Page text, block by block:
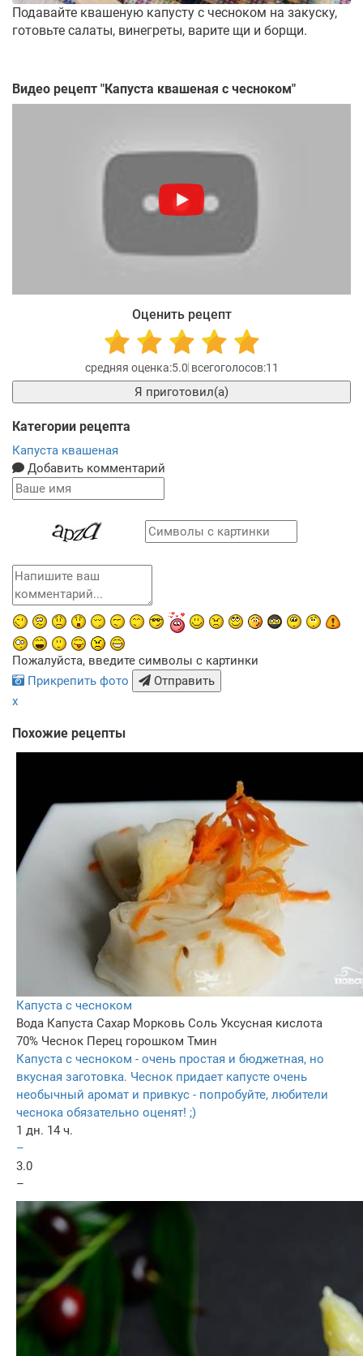
Подавайте квашеную капусту с чесноком на закуску,
готовьте салаты, винегреты, варите щи и борщи.
Видео рецепт "Капуста квашеная с чесноком"
Оценить рецепт
5.0 11
Я приготовил(а)
Категории рецепта
Капуста квашеная
Добавить комментарий
Пожалуйста, введите символы с картинки
Прикрепить фото
Отправить
x
Похожие рецепты
Капуста с чесноком
Вода Капуста Сахар Морковь Соль Уксусная кислота
70% Чеснок Перец горошком Тмин
Капуста с чесноком - очень простая и бюджетная, но
вкусная заготовка. Чеснок придает капусте очень
необычный аромат и привкус - попробуйте, любители
чеснока обязательно оценят! ;)
1 дн. 14 ч.
–
3.0
–